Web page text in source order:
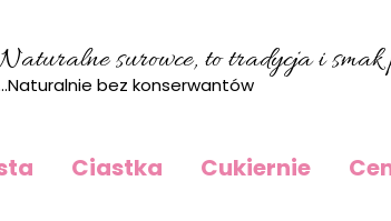
surowce, to tradycja i smak
bez konserwantów
Ciastka Cukiernie